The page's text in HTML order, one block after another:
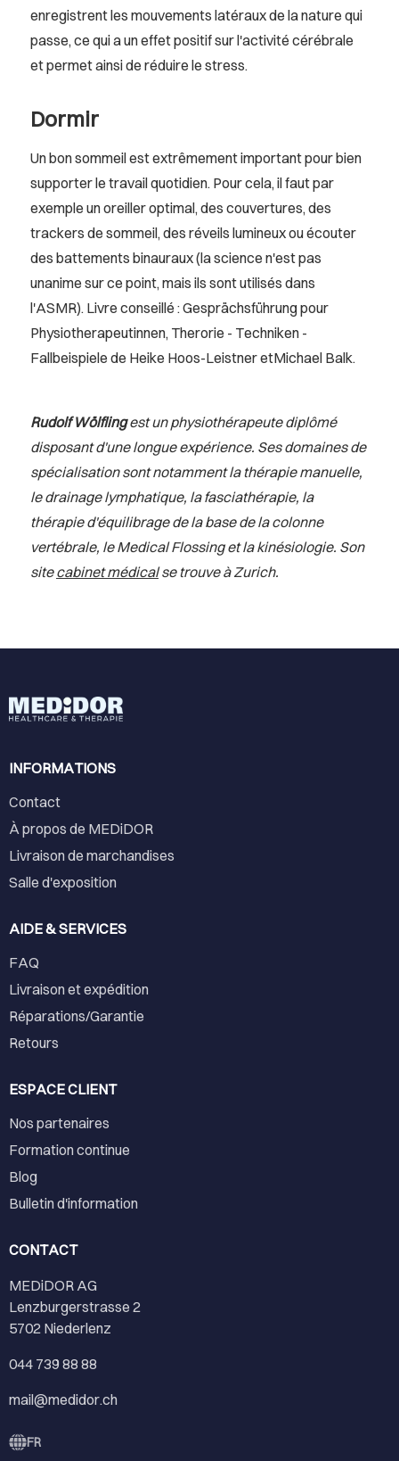
enregistrent les mouvements latéraux de la nature qui
passe, ce qui a un effet positif sur l'activité cérébrale
et permet ainsi de réduire le stress.
Dormir
Un bon sommeil est extrêmement important pour bien
supporter le travail quotidien. Pour cela, il faut par
exemple un oreiller optimal, des couvertures, des
trackers de sommeil, des réveils lumineux ou écouter
des battements binauraux (la science n'est pas
unanime sur ce point, mais ils sont utilisés dans
l'ASMR). Livre conseillé : Gesprächsführung pour
Physiotherapeutinnen, Therorie - Techniken -
Fallbeispiele de Heike Hoos-LeistneretMichael Balk.
Rudolf Wölflingest un physiothérapeute diplômé
disposant d'une longue expérience. Ses domaines de
spécialisation sont notamment la thérapie manuelle,
le drainage lymphatique, la fasciathérapie, la
thérapie d'équilibrage de la base de la colonne
vertébrale, le Medical Flossing et la kinésiologie. Son
sitecabinet médical se trouve à Zurich.
INFORMATIONS
Contact
À propos de MEDiDOR
Livraison de marchandises
Salle d'exposition
AIDE & SERVICES
FAQ
Livraison et expédition
Réparations/Garantie
Retours
ESPACE CLIENT
Nos partenaires
Formation continue
Blog
Bulletin d'information
CONTACT
MEDiDOR AG
Lenzburgerstrasse 2
5702 Niederlenz
044 739 88 88
mail@medidor.ch
FR